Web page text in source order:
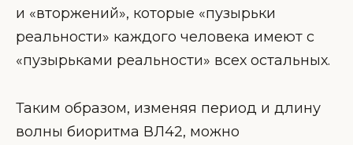
и «вторжений», которые «пузырьки
реальности» каждого человека имеют с
«пузырьками реальности» всех остальных.
Таким образом, изменяя период и длину
волны биоритма ВЛ42, можно